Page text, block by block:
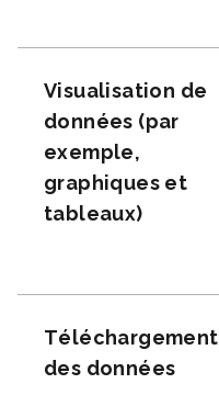
Visualisation de
données (par
exemple,
graphiques et
tableaux)
Téléchargement
des données